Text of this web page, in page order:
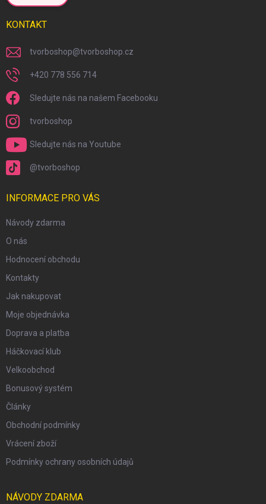
KONTAKT
tvorboshop@tvorboshop.cz
+420 778 556 714
Sledujte nás na našem Facebooku
tvorboshop
Sledujte nás na Youtube
@tvorboshop
INFORMACE PRO VÁS
Návody zdarma
O nás
Hodnocení obchodu
Kontakty
Jak nakupovat
Moje objednávka
Doprava a platba
Háčkovací klub
Velkoobchod
Bonusový systém
Články
Obchodní podmínky
Vrácení zboží
Podmínky ochrany osobních údajů
NÁVODY ZDARMA